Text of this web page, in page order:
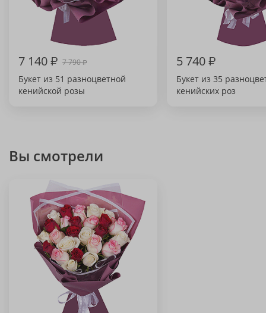
7 140₽ 7 790₽
Букет из 51 разноцветной
кенийской розы
5 740₽
Букет из 35
кенийских роз
Вы смотрели